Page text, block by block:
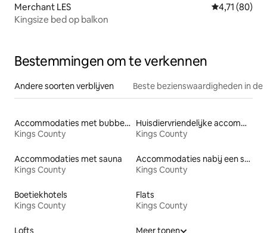
Merchant LES Gemiddelde
4,71 (80)
Kingsize bed op balkon
Bestemmingen om te verkennen
Andere soorten verblijven Beste bezienswaardigheden in de
Accommodaties met bubbelbad
Kings County
Huisdiervriendelijke accommodaties
Kings County
Accommodaties met sauna
Kings County
Accommodaties nabij een strand
Kings County
Boetiekhotels
Kings County
Flats
Kings County
Lofts Meer tonen